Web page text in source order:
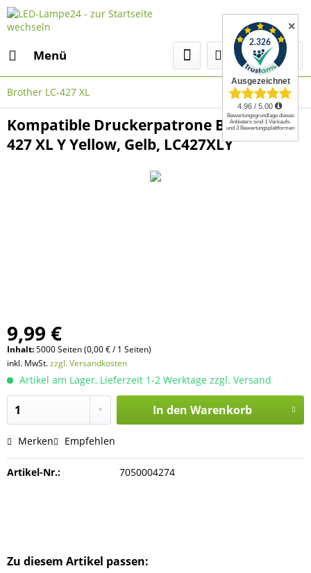
Menü
Brother LC-427 XL
Kompatible Druckerpatrone Brother LC-
427 XL Y Yellow, Gelb, LC427XLY
9,99 €
Inhalt:5000 Seiten (0,00 € / 1 Seiten)
inkl. MwSt.zzgl. Versandkosten
Artikel am Lager, Lieferzeit 1-2 Werktage zzgl. Versand
In den Warenkorb
Merken Empfehlen
Artikel-Nr.: 7050004274
Zu diesem Artikel passen:
✕